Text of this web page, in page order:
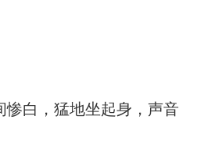
白，猛地坐起身，声音